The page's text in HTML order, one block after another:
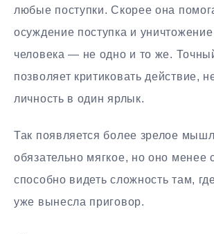
любые поступки. Скорее она
осуждение поступка и
человека — не одно и то же.
позволяет критиковать действие,
личность в один ярлык.
Так появляется более зрелое
обязательно мягкое, но оно менее
способно видеть сложность там,
уже вынесла приговор.